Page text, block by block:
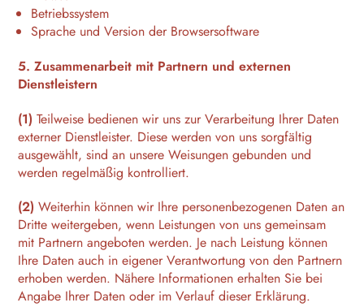
Betriebssystem
Sprache und Version der Browsersoftware
5. Zusammenarbeit mit Partnern und externen
Dienstleistern
(1) Teilweise bedienen wir uns zur Verarbeitung Ihrer Daten
externer Dienstleister. Diese werden von uns sorgfältig
ausgewählt, sind an unsere Weisungen gebunden und
werden regelmäßig kontrolliert.
(2) Weiterhin können wir Ihre personenbezogenen Daten an
Dritte weitergeben, wenn Leistungen von uns gemeinsam
mit Partnern angeboten werden. Je nach Leistung können
Ihre Daten auch in eigener Verantwortung von den Partnern
erhoben werden. Nähere Informationen erhalten Sie bei
Angabe Ihrer Daten oder im Verlauf dieser Erklärung.